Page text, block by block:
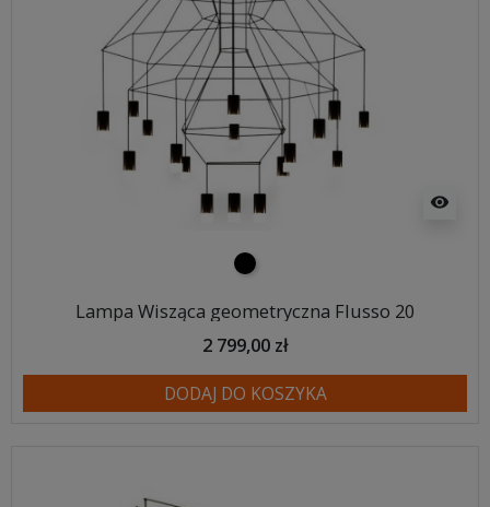
visibility
czarny
Lampa Wisząca geometryczna Flusso 20
2 799,00 zł
DODAJ DO KOSZYKA